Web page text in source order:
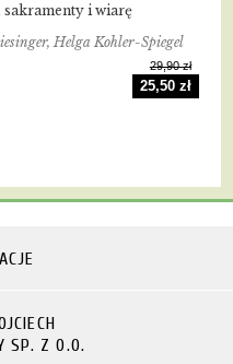
sakramenty i wiarę
Helga Kohler-Spiegel
29,90 zł
25,50 zł
SP. Z O.O.